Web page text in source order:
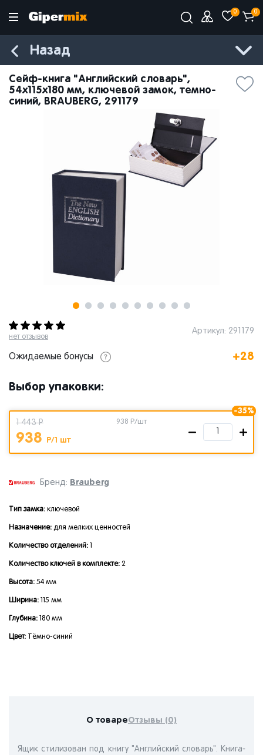
0 0
Назад
Сейф-книга "Английский словарь",
54х115х180 мм, ключевой замок, темно-
синий, BRAUBERG, 291179
нет отзывов
Артикул: 291179
Бренд: Brauberg
Тип замка: ключевой
Назначение: для мелких ценностей
Количество отделений: 1
Количество ключей в комплекте: 2
Высота: 54 мм
Ширина: 115 мм
Глубина: 180 мм
Цвет: Тёмно-синий
Ожидаемые бонусы +28
Выбор упаковки:
-35%
1 443 Р
938 Р/1 шт
938 Р/шт
О товареОтзывы (0)
Ящик стилизован под книгу "Английский словарь". Книга-